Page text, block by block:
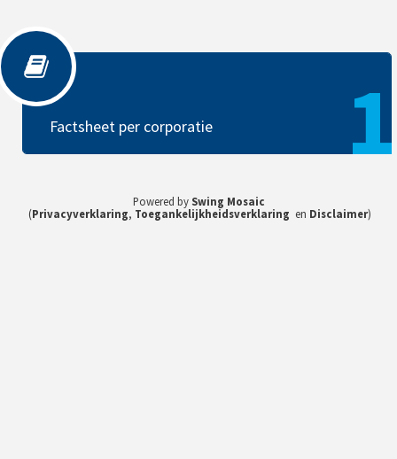
Factsheet per corporatie
Factsheet per corporatie 1
Powered by Swing Mosaic
(Privacyverklaring, Toegankelijkheidsverklaring en Disclaimer)